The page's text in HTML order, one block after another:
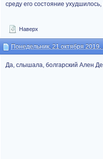
среду его состояние
Наверх
Понедельник, 21 октября 2019,
Да, слышала, болгарский Ален